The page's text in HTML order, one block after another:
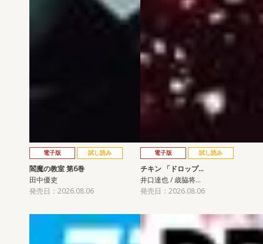
電子版 試し読み
閻魔の教室 第6巻
田中優吏
発売日：2026.08.06
電子版 試し読み
チキン 「ドロップ…
井口達也 / 歳脇将…
発売日：2026.08.06